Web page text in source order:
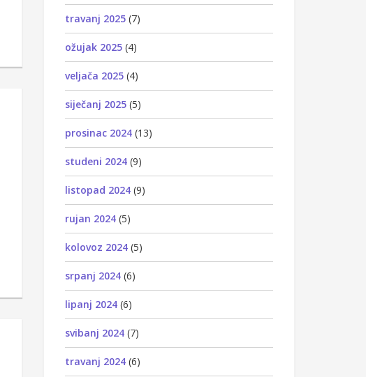
travanj 2025 (7)
ožujak 2025 (4)
veljača 2025 (4)
siječanj 2025 (5)
prosinac 2024 (13)
studeni 2024 (9)
listopad 2024 (9)
rujan 2024 (5)
kolovoz 2024 (5)
srpanj 2024 (6)
lipanj 2024 (6)
svibanj 2024 (7)
travanj 2024 (6)